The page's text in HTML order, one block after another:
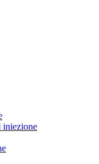
iniezione